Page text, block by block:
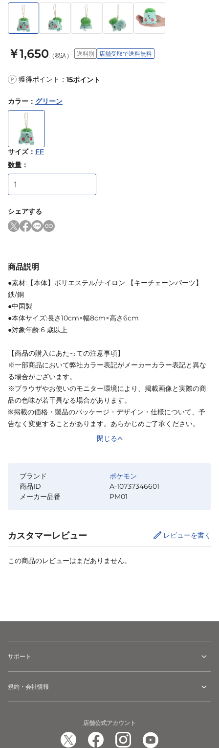
￥1,650 （税込） 送料別 店舗受取で送料無料
P 獲得ポイント： 15ポイント
カラー ： グリーン
サイズ： FF
数量：
シェアする
商品説明
●素材:【本体】ポリエステル/ナイロン 【キーチェーンパーツ】
鉄/銅
●中国製
●本体サイズ:長さ10cm×幅8cm×高さ6cm
●対象年齢:6 歳以上
【商品の購入にあたっての注意事項】
※一部商品において弊社カラー表記がメーカーカラー表記と異な
る場合がございます。
※ブラウザやお使いのモニター環境により、掲載画像と実際の商
品の色味が若干異なる場合があります。
※掲載の価格・製品のパッケージ・デザイン・仕様について、予
告なく変更することがあります。あらかじめご了承ください。
閉じる
ブランド
ポケモン
商品ID
A-10737346601
メーカー品番
PM01
カスタマーレビュー レビューを書く
この商品のレビューはまだありません。
サポート
規約・会社情報
店舗公式アカウント